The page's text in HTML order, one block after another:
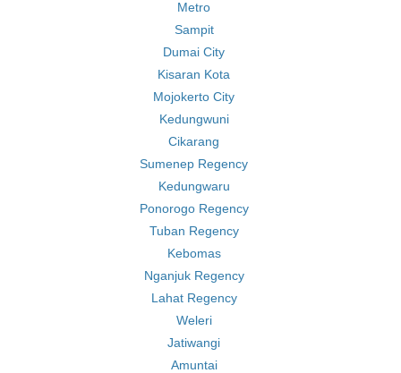
Metro
Sampit
Dumai City
Kisaran Kota
Mojokerto City
Kedungwuni
Cikarang
Sumenep Regency
Kedungwaru
Ponorogo Regency
Tuban Regency
Kebomas
Nganjuk Regency
Lahat Regency
Weleri
Jatiwangi
Amuntai